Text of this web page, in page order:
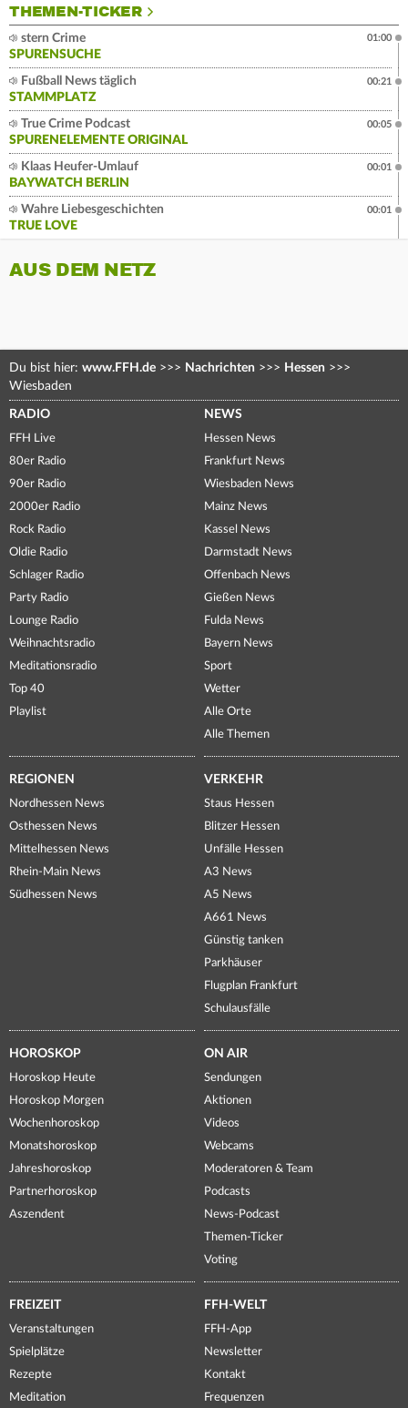
THEMEN-TICKER
stern Crime
SPURENSUCHE
01:00
Fußball News täglich
STAMMPLATZ
00:21
True Crime Podcast
SPURENELEMENTE ORIGINAL
00:05
Klaas Heufer-Umlauf
BAYWATCH BERLIN
00:01
Wahre Liebesgeschichten
TRUE LOVE
00:01
AUS DEM NETZ
Du bist hier: www.FFH.de >>> Nachrichten >>> Hessen >>>
Wiesbaden
RADIO
FFH Live
80er Radio
90er Radio
2000er Radio
Rock Radio
Oldie Radio
Schlager Radio
Party Radio
Lounge Radio
Weihnachtsradio
Meditationsradio
Top 40
Playlist
NEWS
Hessen News
Frankfurt News
Wiesbaden News
Mainz News
Kassel News
Darmstadt News
Offenbach News
Gießen News
Fulda News
Bayern News
Sport
Wetter
Alle Orte
Alle Themen
REGIONEN
Nordhessen News
Osthessen News
Mittelhessen News
Rhein-Main News
Südhessen News
VERKEHR
Staus Hessen
Blitzer Hessen
Unfälle Hessen
A3 News
A5 News
A661 News
Günstig tanken
Parkhäuser
Flugplan Frankfurt
Schulausfälle
HOROSKOP
Horoskop Heute
Horoskop Morgen
Wochenhoroskop
Monatshoroskop
Jahreshoroskop
Partnerhoroskop
Aszendent
ON AIR
Sendungen
Aktionen
Videos
Webcams
Moderatoren & Team
Podcasts
News-Podcast
Themen-Ticker
Voting
FREIZEIT
Veranstaltungen
Spielplätze
Rezepte
Meditation
FFH-WELT
FFH-App
Newsletter
Kontakt
Frequenzen